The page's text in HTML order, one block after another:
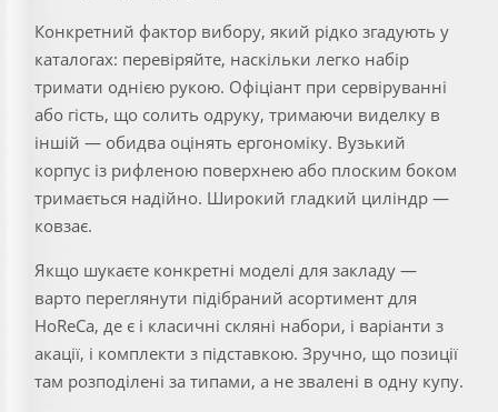
Конкретний фактор вибору, який рідко згадують у
каталогах: перевіряйте, наскільки легко набір
тримати однією рукою. Офіціант при сервіруванні
або гість, що солить одруку, тримаючи виделку в
іншій — обидва оцінять ергономіку. Вузький
корпус із рифленою поверхнею або плоским боком
тримається надійно. Широкий гладкий циліндр —
ковзає.
Якщо шукаєте конкретні моделі для закладу —
варто переглянути підібраний асортимент для
HoReCa, де є і класичні скляні набори, і варіанти з
акації, і комплекти з підставкою. Зручно, що позиції
там розподілені за типами, а не звалені в одну купу.